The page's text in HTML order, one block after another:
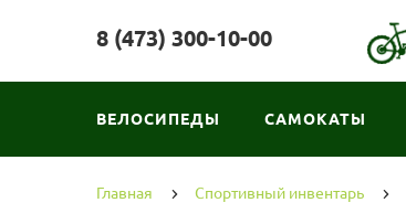
8 (473) 300-10-00
ВЕЛОСИПЕДЫ САМОКАТЫ
Главная Спортивный инвентарь